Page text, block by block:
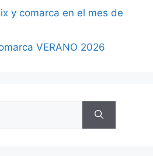
y comarca en el mes de
VERANO 2026